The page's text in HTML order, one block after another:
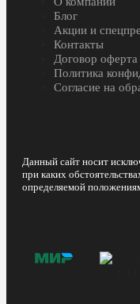
Блог
Акции и
Контакты
Договор оферта
Политика
Согласие на
Данный сайт носит
при каких
определяемой